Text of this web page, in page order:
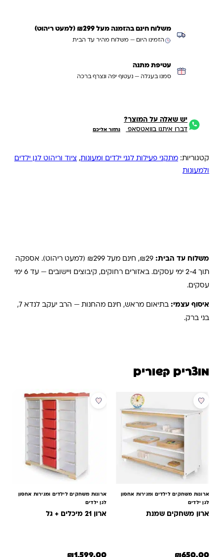
משלוח חינם בהזמנה מעל ₪299 (למעט ריהוט)
הזמינו היום — משלוח מהיר עד הבית
עטיפת מתנה
סמנו בעגלה — נעטוף יפה ונצרף ברכה
יש שאלה על המוצר?
דברו איתנו בוואטסאפ נחזור אליכם
קטגוריות: מתקני פעילות לגני ילדים ומעונות, ציוד וריהוט לגן ילדים
ולמעונות
משלוח עד הבית: ₪29, חינם מעל ₪299 (למעט ריהוט). אספקה
תוך 2-4 ימי עסקים. באזורים רחוקים, קיבוצים ויישובים — עד 6 ימי
עסקים.
איסוף עצמי: בתיאום מראש, חינם מהחנות — הרב יעקב לנדא 7,
בני ברק.
מוצרים קשורים
ארונות משחקים לילדים ומגירות אחסון
לגן ילדים
ארון משחקים שמנת
₪650.00
ארונות משחקים לילדים ומגירות אחסון
לגן ילדים
ארון 21 מיכלים + גל
₪1,599.00